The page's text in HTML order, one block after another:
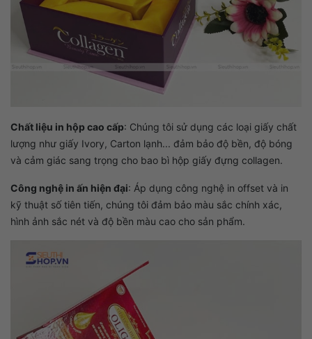
Chất liệu in hộp cao cấp: Chúng tôi sử dụng các loại giấy chất
lượng như giấy Ivory, Carton lạnh... đảm bảo độ bền, độ bóng
và cảm giác sang trọng cho bao bì hộp giấy đựng collagen.
Công nghệ in ấn hiện đại: Áp dụng công nghệ in offset và in
kỹ thuật số tiên tiến, chúng tôi đảm bảo màu sắc chính xác,
hình ảnh sắc nét và độ bền màu cao cho sản phẩm.